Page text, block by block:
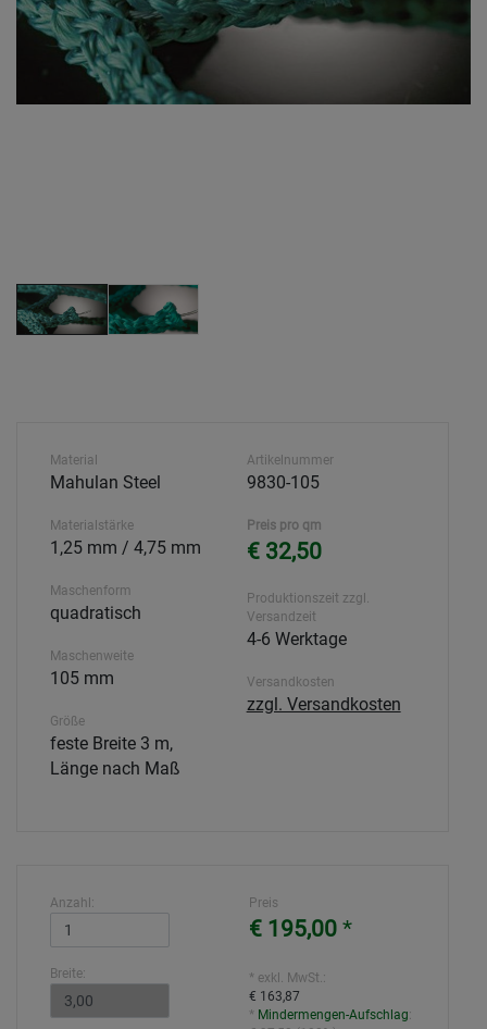
Material
Mahulan Steel
Materialstärke
1,25 mm / 4,75 mm
Maschenform
quadratisch
Maschenweite
105 mm
Größe
feste Breite 3 m,
Länge nach Maß
Artikelnummer
9830-105
Preis pro qm
€ 32,50
Produktionszeit zzgl.
Versandzeit
4-6 Werktage
Versandkosten
zzgl. Versandkosten
Anzahl:
Breite:
Preis
€ 195,00 *
* exkl. MwSt.:
€ 163,87
* Mindermengen-Aufschlag: